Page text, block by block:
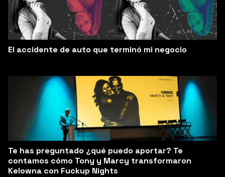
El accidente de auto que terminó mi negocio
Te has preguntado ¿qué puedo aportar? Te
contamos cómo Tony y Marcy transformaron
Kelowna con Fuckup Nights